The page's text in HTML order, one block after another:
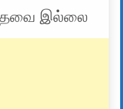
இல்லை